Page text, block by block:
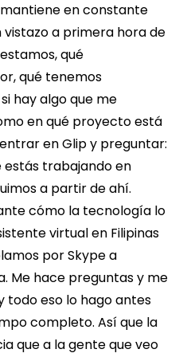
en constante
vistazo a primera hora de
qué
qué tenemos
hay algo que me
en qué proyecto está
en Glip y preguntar:
estás trabajando en
a partir de ahí.
cómo la tecnología lo
virtual en Filipinas
por Skype a
Me hace preguntas y me
todo eso lo hago antes
completo. Así que la
que a la gente que veo